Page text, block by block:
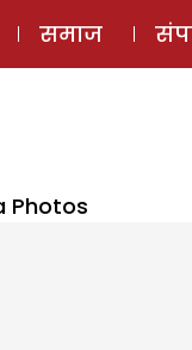
समाज
Photos